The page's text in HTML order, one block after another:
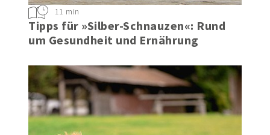
Tipps für »Silber-Schnauzen«: Rund
11 min